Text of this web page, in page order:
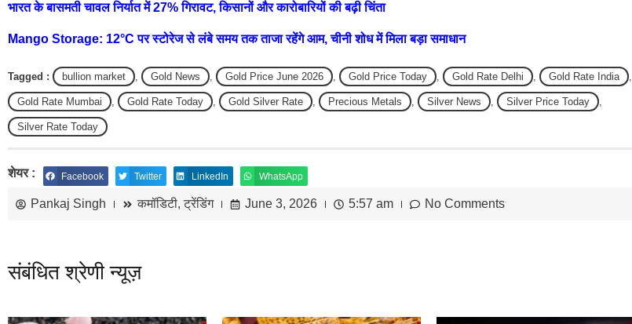
भारत के बासमती चावल निर्यात में 27% गिरावट, किसानों और कारोबारियों की बढ़ी चिंता
Mango Storage: 12°C पर स्टोरेज से लंबे समय तक ताजा रहेंगे आम, चीनी शोध में मिला बड़ा समाधान
Tagged : bullion market , Gold News , Gold Price June 2026 , Gold Price Today , Gold Rate Delhi , Gold Rate India ,
Gold Rate Mumbai , Gold Rate Today , Gold Silver Rate , Precious Metals , Silver News , Silver Price Today ,
Silver Rate Today
शेयर : Facebook Twitter LinkedIn WhatsApp
Pankaj Singh कमॉडिटी,ट्रेंडिंग June 3, 2026 5:57 am No Comments
संबंधित श्रेणी न्यूज़